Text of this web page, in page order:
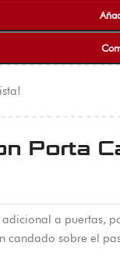
Porta
a puertas,
sobre el